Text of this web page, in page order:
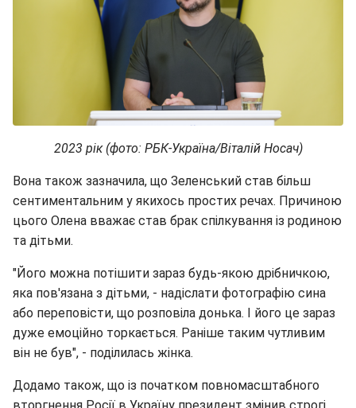
2023 рік (фото: РБК-Україна/Віталій Носач)
Вона також зазначила, що Зеленський став більш
сентиментальним у якихось простих речах. Причиною
цього Олена вважає став брак спілкування із родиною
та дітьми.
"Його можна потішити зараз будь-якою дрібничкою,
яка пов'язана з дітьми, - надіслати фотографію сина
або переповісти, що розповіла донька. І його це зараз
дуже емоційно торкається. Раніше таким чутливим
він не був", - поділилась жінка.
Додамо також, що із початком повномасштабного